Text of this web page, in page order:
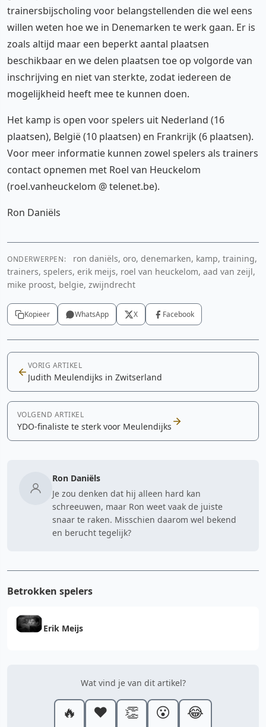
trainersbijscholing voor belangstellenden die wel eens
willen weten hoe we in Denemarken te werk gaan. Er is
zoals altijd maar een beperkt aantal plaatsen
beschikbaar en we delen plaatsen toe op volgorde van
inschrijving en niet van sterkte, zodat iedereen de
mogelijkheid heeft mee te kunnen doen.
Het kamp is open voor spelers uit Nederland (16
plaatsen), België (10 plaatsen) en Frankrijk (6 plaatsen).
Voor meer informatie kunnen zowel spelers als trainers
contact opnemen met Roel van Heuckelom
(roel.vanheuckelom @ telenet.be).
Ron Daniëls
ONDERWERPEN:
ron daniëls, oro, denemarken, kamp, training,
trainers, spelers, erik meijs, roel van heuckelom, aad van zeijl,
mike proost, belgie, zwijndrecht
Kopieer WhatsApp X Facebook
VORIG ARTIKEL
Judith Meulendijks in Zwitserland
VOLGEND ARTIKEL
YDO-finaliste te sterk voor Meulendijks
Ron Daniëls
Je zou denken dat hij alleen hard kan
schreeuwen, maar Ron weet vaak de juiste
snaar te raken. Misschien daarom wel bekend
en berucht tegelijk?
Betrokken spelers
Erik Meijs
Wat vind je van dit artikel?
🔥 ❤️ 👏 😮 😂